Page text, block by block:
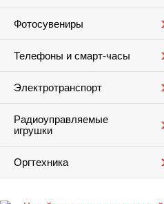
Фотосувениры
Телефоны и смарт-часы
Электротранспорт
Радиоуправляемые
игрушки
Оргтехника